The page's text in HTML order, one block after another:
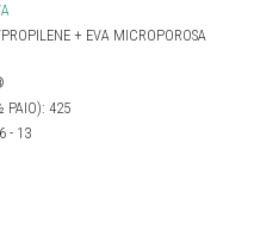
+ EVA MICROPOROSA
PAIO): 425
- 13